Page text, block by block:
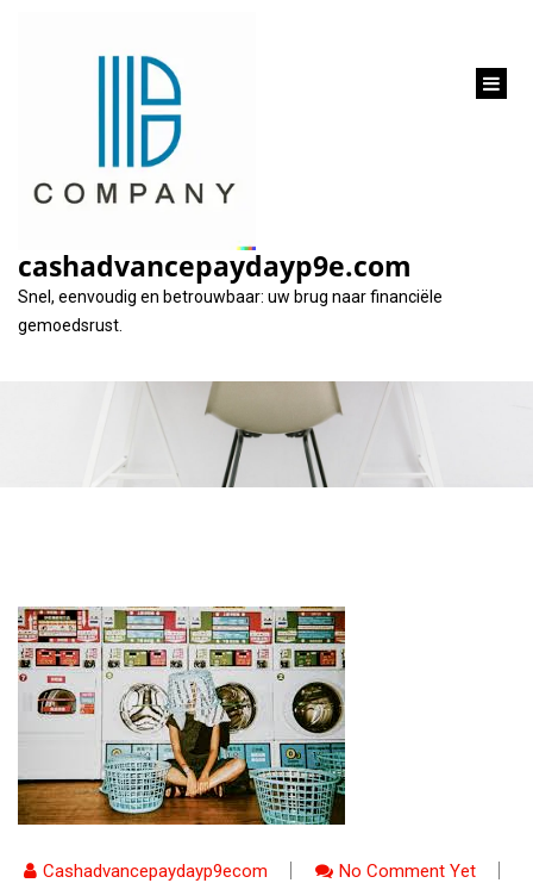
cashadvancepaydayp9e.com
Snel, eenvoudig en betrouwbaar: uw brug naar financiële
gemoedsrust.
Bereken uw lening bij
ING: Eenvoudig en
Transparant
Cashadvancepaydayp9ecom
No Comment Yet